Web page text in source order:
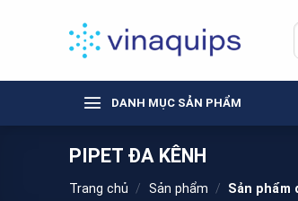
DANH MỤC SẢN PHẨM
PIPET ĐA KÊNH
Trang chủ / Sản phẩm / Sản phẩm